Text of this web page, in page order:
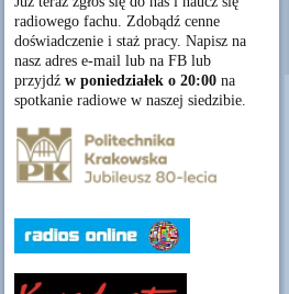
radiowego fachu. Zdobądź cenne
doświadczenie i staż pracy. Napisz na
nasz adres e-mail lub na FB lub
przyjdź w poniedziałek o 20:00na
spotkanie radiowe w naszej siedzibie.